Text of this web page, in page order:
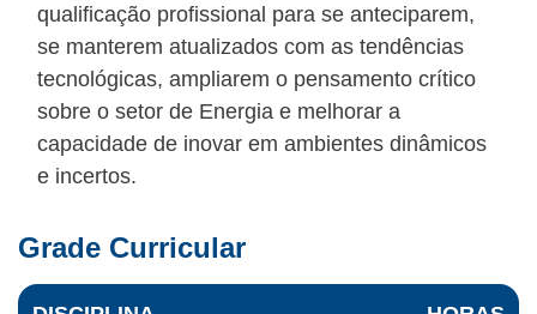
qualificação profissional para se anteciparem,
se manterem atualizados com as tendências
tecnológicas, ampliarem o pensamento crítico
sobre o setor de Energia e melhorar a
capacidade de inovar em ambientes dinâmicos
e incertos.
Grade Curricular